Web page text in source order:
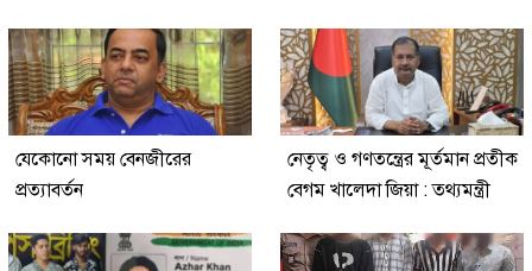
যেকোনো সময় বেনজীরের
প্রত্যাবর্তন
নেতৃত্ব ও গণতন্ত্রের মূর্তমান প্রতীক
বেগম খালেদা জিয়া : তথ্যমন্ত্রী